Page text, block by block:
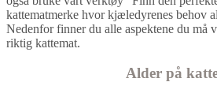
kattematmerke hvor kjæledyrenes behov
Nedenfor finner du alle aspektene du må
riktig kattemat.
Alder på